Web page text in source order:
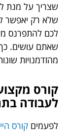
שצריך על מנת
שלא רק יאפשר
לכם להתפרנס
שאתם עושים.
מהזדמנויות
קורס
לעבודה
לפעמים קורס